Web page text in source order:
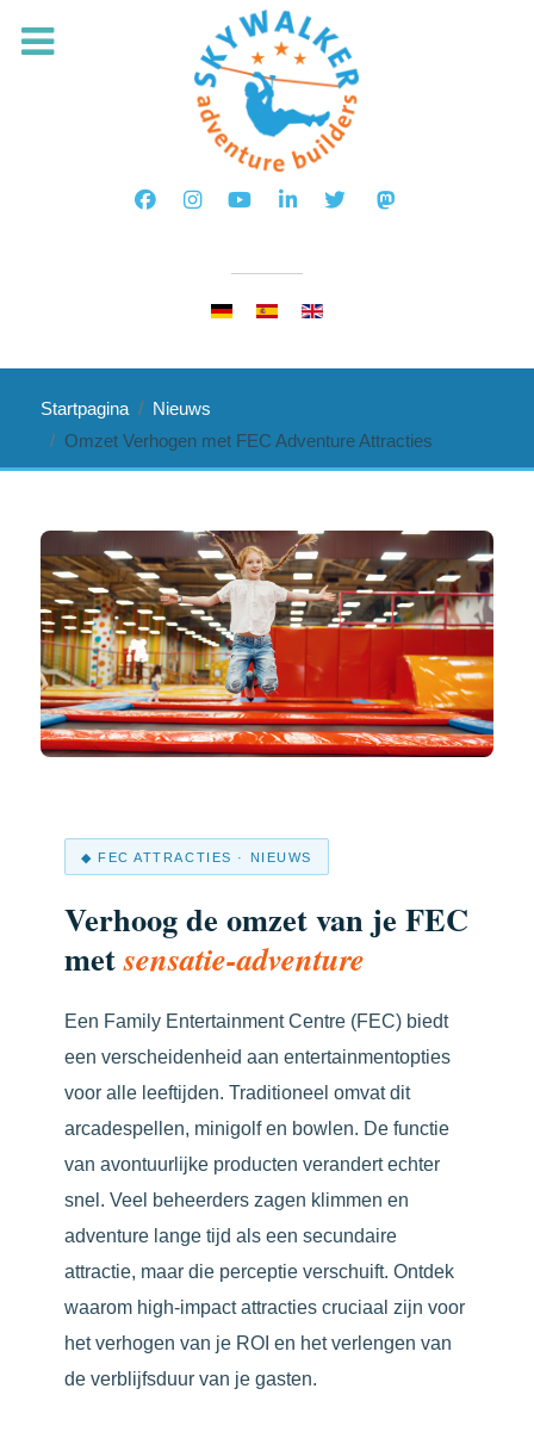
Startpagina
Nieuws
Omzet Verhogen met FEC Adventure Attracties
◆ FEC ATTRACTIES · NIEUWS
Verhoog de omzet van je FEC
metsensatie-adventure
Een Family Entertainment Centre (FEC) biedt
een verscheidenheid aan entertainmentopties
voor alle leeftijden. Traditioneel omvat dit
arcadespellen, minigolf en bowlen. De functie
van avontuurlijke producten verandert echter
snel. Veel beheerders zagen klimmen en
adventure lange tijd als een secundaire
attractie, maar die perceptie verschuift. Ontdek
waarom high-impact attracties cruciaal zijn voor
het verhogen van je ROI en het verlengen van
de verblijfsduur van je gasten.